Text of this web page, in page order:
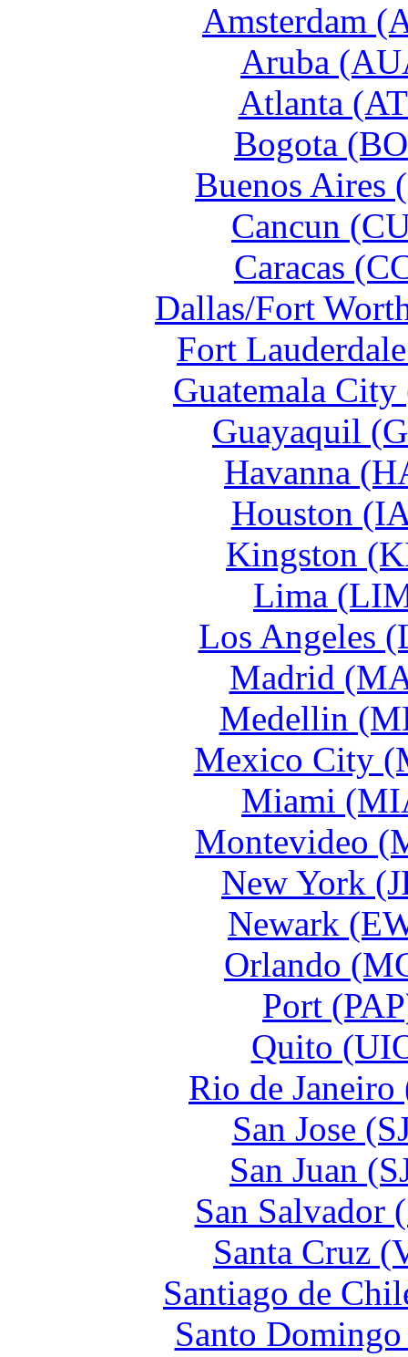
Amsterdam
Aruba
Atlanta
Bogota
Buenos Aires
Cancun
Caracas
Dallas/Fort
Fort
Guatemala
Guayaquil
Havanna
Houston
Kingston
Lima
Los Angeles
Madrid
Medellin
Mexico City
Miami
Montevideo
New York
Newark
Orlando
Port
Quito
Rio de
San Jose
San Juan
San Salvador
Santa Cruz
Santiago de
Santo